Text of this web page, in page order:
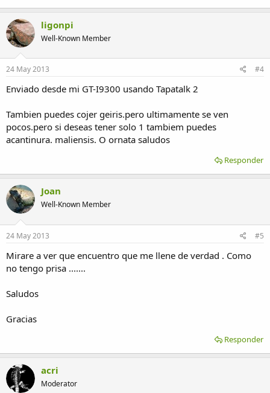
ligonpi
Well-Known Member
24 May 2013 #4
Enviado desde mi GT-I9300 usando Tapatalk 2
Tambien puedes cojer geiris.pero ultimamente se ven
pocos.pero si deseas tener solo 1 tambiem puedes
acantinura. maliensis. O ornata saludos
Responder
Joan
Well-Known Member
24 May 2013 #5
Mirare a ver que encuentro que me llene de verdad . Como
no tengo prisa .......
Saludos
Gracias
Responder
acri
Moderator